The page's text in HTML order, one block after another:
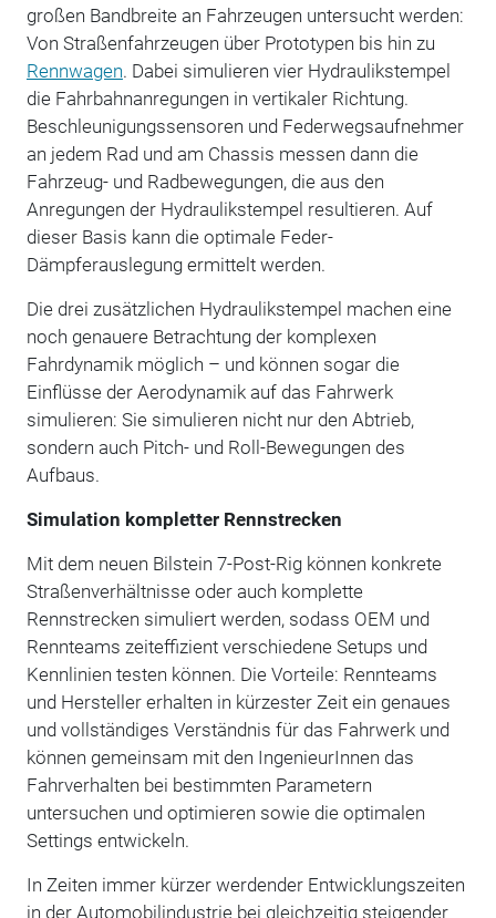
großen Bandbreite an Fahrzeugen untersucht werden:
Von Straßenfahrzeugen über Prototypen bis hin zu
Rennwagen. Dabei simulieren vier Hydraulikstempel
die Fahrbahnanregungen in vertikaler Richtung.
Beschleunigungssensoren und Federwegsaufnehmer
an jedem Rad und am Chassis messen dann die
Fahrzeug- und Radbewegungen, die aus den
Anregungen der Hydraulikstempel resultieren. Auf
dieser Basis kann die optimale Feder-
Dämpferauslegung ermittelt werden.
Die drei zusätzlichen Hydraulikstempel machen eine
noch genauere Betrachtung der komplexen
Fahrdynamik möglich – und können sogar die
Einflüsse der Aerodynamik auf das Fahrwerk
simulieren: Sie simulieren nicht nur den Abtrieb,
sondern auch Pitch- und Roll-Bewegungen des
Aufbaus.
Simulation kompletter Rennstrecken
Mit dem neuen Bilstein 7-Post-Rig können konkrete
Straßenverhältnisse oder auch komplette
Rennstrecken simuliert werden, sodass OEM und
Rennteams zeiteffizient verschiedene Setups und
Kennlinien testen können. Die Vorteile: Rennteams
und Hersteller erhalten in kürzester Zeit ein genaues
und vollständiges Verständnis für das Fahrwerk und
können gemeinsam mit den IngenieurInnen das
Fahrverhalten bei bestimmten Parametern
untersuchen und optimieren sowie die optimalen
Settings entwickeln.
In Zeiten immer kürzer werdender Entwicklungszeiten
in der Automobilindustrie bei gleichzeitig steigender